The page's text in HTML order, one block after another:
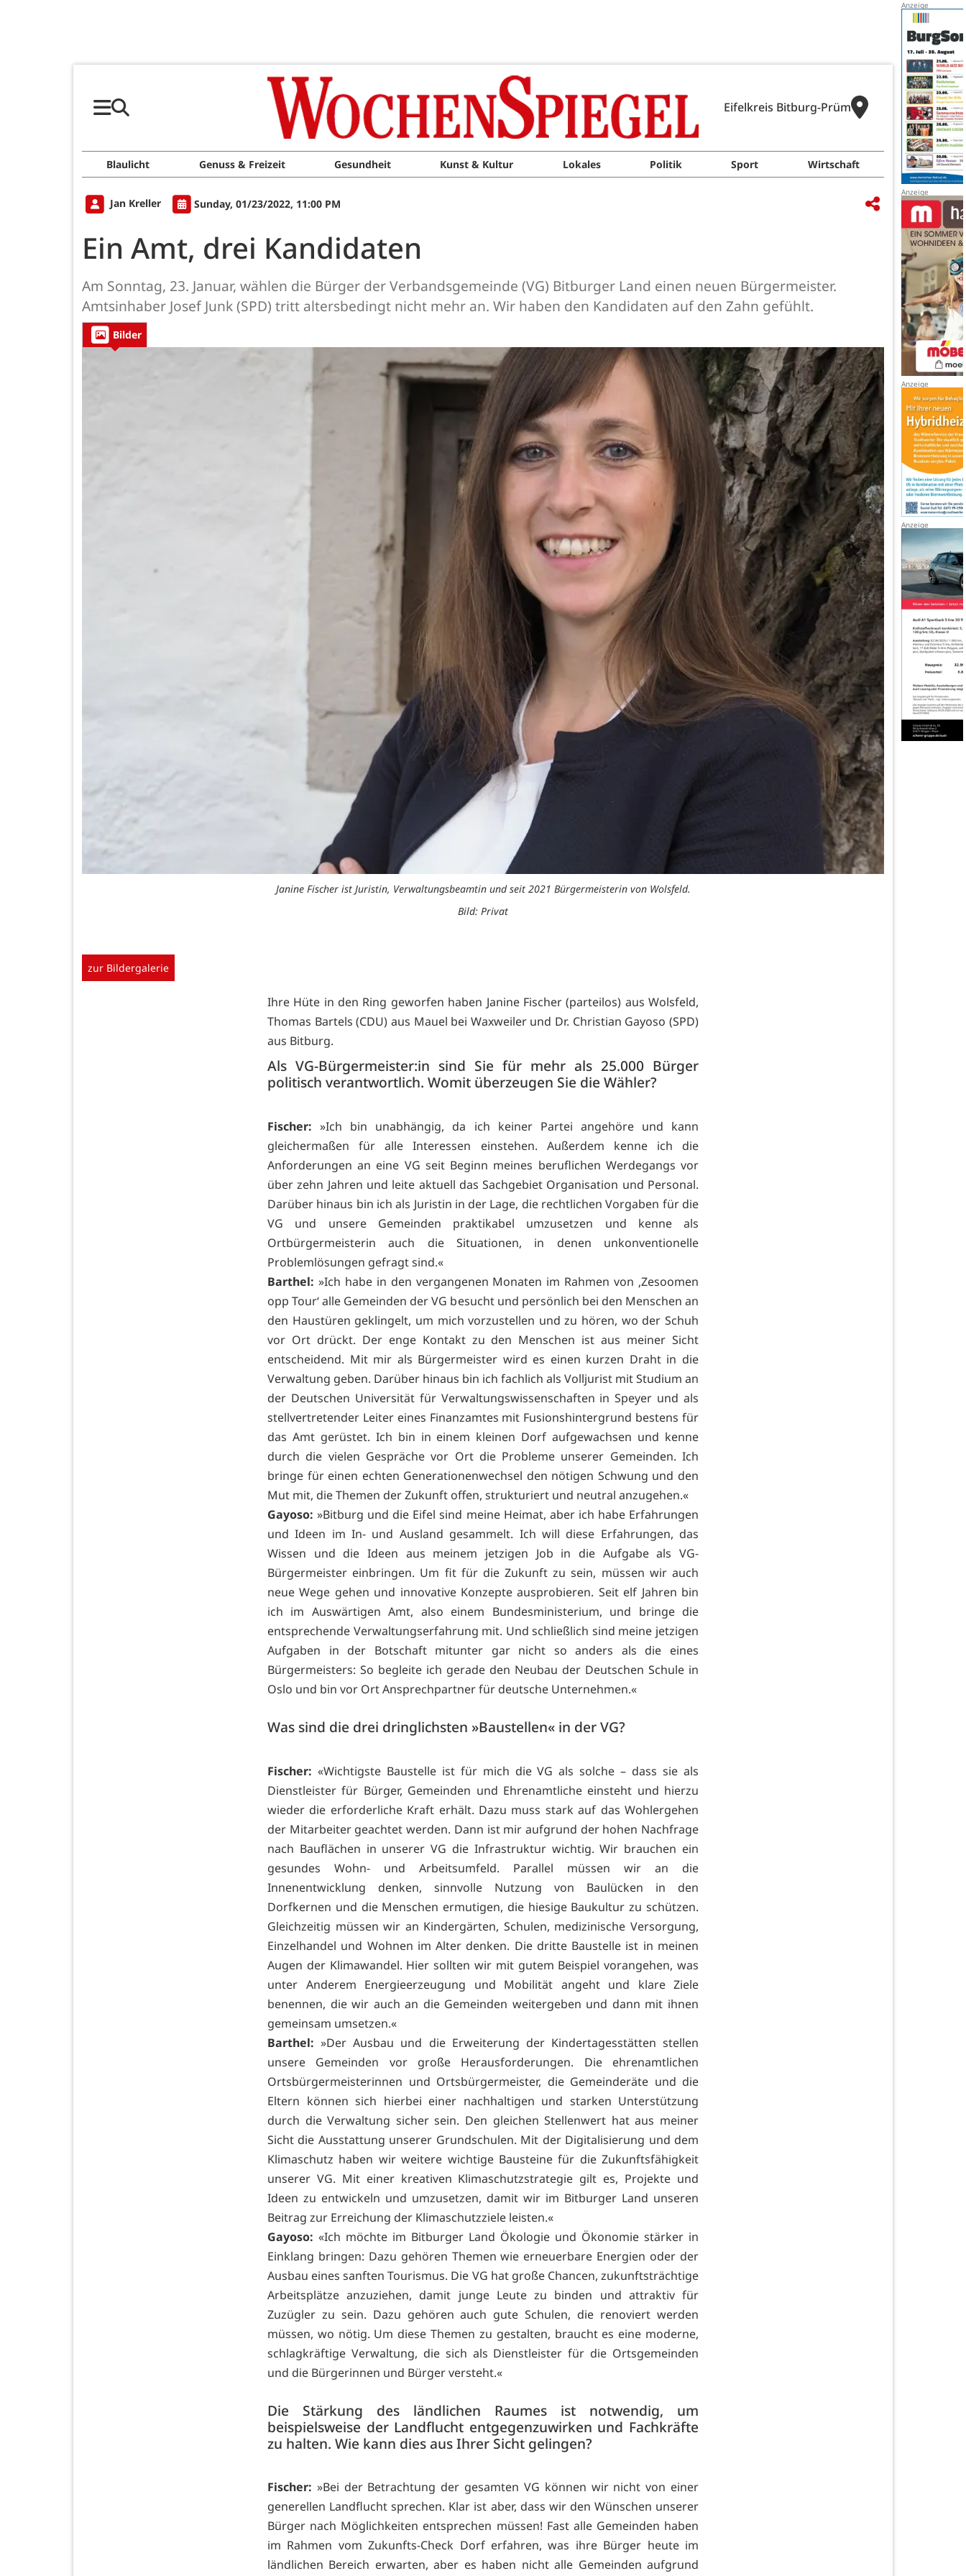
Eifelkreis Bitburg-Prüm
Blaulicht Genuss & Freizeit Gesundheit Kunst & Kultur Lokales Politik Sport Wirtschaft
Jan Kreller Sunday, 01/23/2022, 11:00 PM
Ein Amt, drei Kandidaten
Am Sonntag, 23. Januar, wählen die Bürger der Verbandsgemeinde (VG) Bitburger Land einen neuen Bürgermeister.
Amtsinhaber Josef Junk (SPD) tritt altersbedingt nicht mehr an. Wir haben den Kandidaten auf den Zahn gefühlt.
Bilder
Janine Fischer ist Juristin, Verwaltungsbeamtin und seit 2021 Bürgermeisterin von Wolsfeld.
Bild: Privat
zur Bildergalerie
Ihre Hüte in den Ring geworfen haben Janine Fischer (parteilos) aus Wolsfeld,
Thomas Bartels (CDU) aus Mauel bei Waxweiler und Dr. Christian Gayoso (SPD)
aus Bitburg.
Als VG-Bürgermeister:in sind Sie für mehr als 25.000 Bürger
politisch verantwortlich. Womit überzeugen Sie die Wähler?
Fischer: »Ich bin unabhängig, da ich keiner Partei angehöre und kann
gleichermaßen für alle Interessen einstehen. Außerdem kenne ich die
Anforderungen an eine VG seit Beginn meines beruflichen Werdegangs vor
über zehn Jahren und leite aktuell das Sachgebiet Organisation und Personal.
Darüber hinaus bin ich als Juristin in der Lage, die rechtlichen Vorgaben für die
VG und unsere Gemeinden praktikabel umzusetzen und kenne als
Ortbürgermeisterin auch die Situationen, in denen unkonventionelle
Problemlösungen gefragt sind.«
Barthel: »Ich habe in den vergangenen Monaten im Rahmen von ‚Zesoomen
opp Tour‘ alle Gemeinden der VG besucht und persönlich bei den Menschen an
den Haustüren geklingelt, um mich vorzustellen und zu hören, wo der Schuh
vor Ort drückt. Der enge Kontakt zu den Menschen ist aus meiner Sicht
entscheidend. Mit mir als Bürgermeister wird es einen kurzen Draht in die
Verwaltung geben. Darüber hinaus bin ich fachlich als Volljurist mit Studium an
der Deutschen Universität für Verwaltungswissenschaften in Speyer und als
stellvertretender Leiter eines Finanzamtes mit Fusionshintergrund bestens für
das Amt gerüstet. Ich bin in einem kleinen Dorf aufgewachsen und kenne
durch die vielen Gespräche vor Ort die Probleme unserer Gemeinden. Ich
bringe für einen echten Generationenwechsel den nötigen Schwung und den
Mut mit, die Themen der Zukunft offen, strukturiert und neutral anzugehen.«
Gayoso: »Bitburg und die Eifel sind meine Heimat, aber ich habe Erfahrungen
und Ideen im In- und Ausland gesammelt. Ich will diese Erfahrungen, das
Wissen und die Ideen aus meinem jetzigen Job in die Aufgabe als VG-
Bürgermeister einbringen. Um fit für die Zukunft zu sein, müssen wir auch
neue Wege gehen und innovative Konzepte ausprobieren. Seit elf Jahren bin
ich im Auswärtigen Amt, also einem Bundesministerium, und bringe die
entsprechende Verwaltungserfahrung mit. Und schließlich sind meine jetzigen
Aufgaben in der Botschaft mitunter gar nicht so anders als die eines
Bürgermeisters: So begleite ich gerade den Neubau der Deutschen Schule in
Oslo und bin vor Ort Ansprechpartner für deutsche Unternehmen.«
Was sind die drei dringlichsten »Baustellen« in der VG?
Fischer: «Wichtigste Baustelle ist für mich die VG als solche – dass sie als
Dienstleister für Bürger, Gemeinden und Ehrenamtliche einsteht und hierzu
wieder die erforderliche Kraft erhält. Dazu muss stark auf das Wohlergehen
der Mitarbeiter geachtet werden. Dann ist mir aufgrund der hohen Nachfrage
nach Bauflächen in unserer VG die Infrastruktur wichtig. Wir brauchen ein
gesundes Wohn- und Arbeitsumfeld. Parallel müssen wir an die
Innenentwicklung denken, sinnvolle Nutzung von Baulücken in den
Dorfkernen und die Menschen ermutigen, die hiesige Baukultur zu schützen.
Gleichzeitig müssen wir an Kindergärten, Schulen, medizinische Versorgung,
Einzelhandel und Wohnen im Alter denken. Die dritte Baustelle ist in meinen
Augen der Klimawandel. Hier sollten wir mit gutem Beispiel vorangehen, was
unter Anderem Energieerzeugung und Mobilität angeht und klare Ziele
benennen, die wir auch an die Gemeinden weitergeben und dann mit ihnen
gemeinsam umsetzen.«
Barthel: »Der Ausbau und die Erweiterung der Kindertagesstätten stellen
unsere Gemeinden vor große Herausforderungen. Die ehrenamtlichen
Ortsbürgermeisterinnen und Ortsbürgermeister, die Gemeinderäte und die
Eltern können sich hierbei einer nachhaltigen und starken Unterstützung
durch die Verwaltung sicher sein. Den gleichen Stellenwert hat aus meiner
Sicht die Ausstattung unserer Grundschulen. Mit der Digitalisierung und dem
Klimaschutz haben wir weitere wichtige Bausteine für die Zukunftsfähigkeit
unserer VG. Mit einer kreativen Klimaschutzstrategie gilt es, Projekte und
Ideen zu entwickeln und umzusetzen, damit wir im Bitburger Land unseren
Beitrag zur Erreichung der Klimaschutzziele leisten.«
Gayoso: «Ich möchte im Bitburger Land Ökologie und Ökonomie stärker in
Einklang bringen: Dazu gehören Themen wie erneuerbare Energien oder der
Ausbau eines sanften Tourismus. Die VG hat große Chancen, zukunftsträchtige
Arbeitsplätze anzuziehen, damit junge Leute zu binden und attraktiv für
Zuzügler zu sein. Dazu gehören auch gute Schulen, die renoviert werden
müssen, wo nötig. Um diese Themen zu gestalten, braucht es eine moderne,
schlagkräftige Verwaltung, die sich als Dienstleister für die Ortsgemeinden
und die Bürgerinnen und Bürger versteht.«
Die Stärkung des ländlichen Raumes ist notwendig, um
beispielsweise der Landflucht entgegenzuwirken und Fachkräfte
zu halten. Wie kann dies aus Ihrer Sicht gelingen?
Fischer: »Bei der Betrachtung der gesamten VG können wir nicht von einer
generellen Landflucht sprechen. Klar ist aber, dass wir den Wünschen unserer
Bürger nach Möglichkeiten entsprechen müssen! Fast alle Gemeinden haben
im Rahmen vom Zukunfts-Check Dorf erfahren, was ihre Bürger heute im
ländlichen Bereich erwarten, aber es haben nicht alle Gemeinden aufgrund